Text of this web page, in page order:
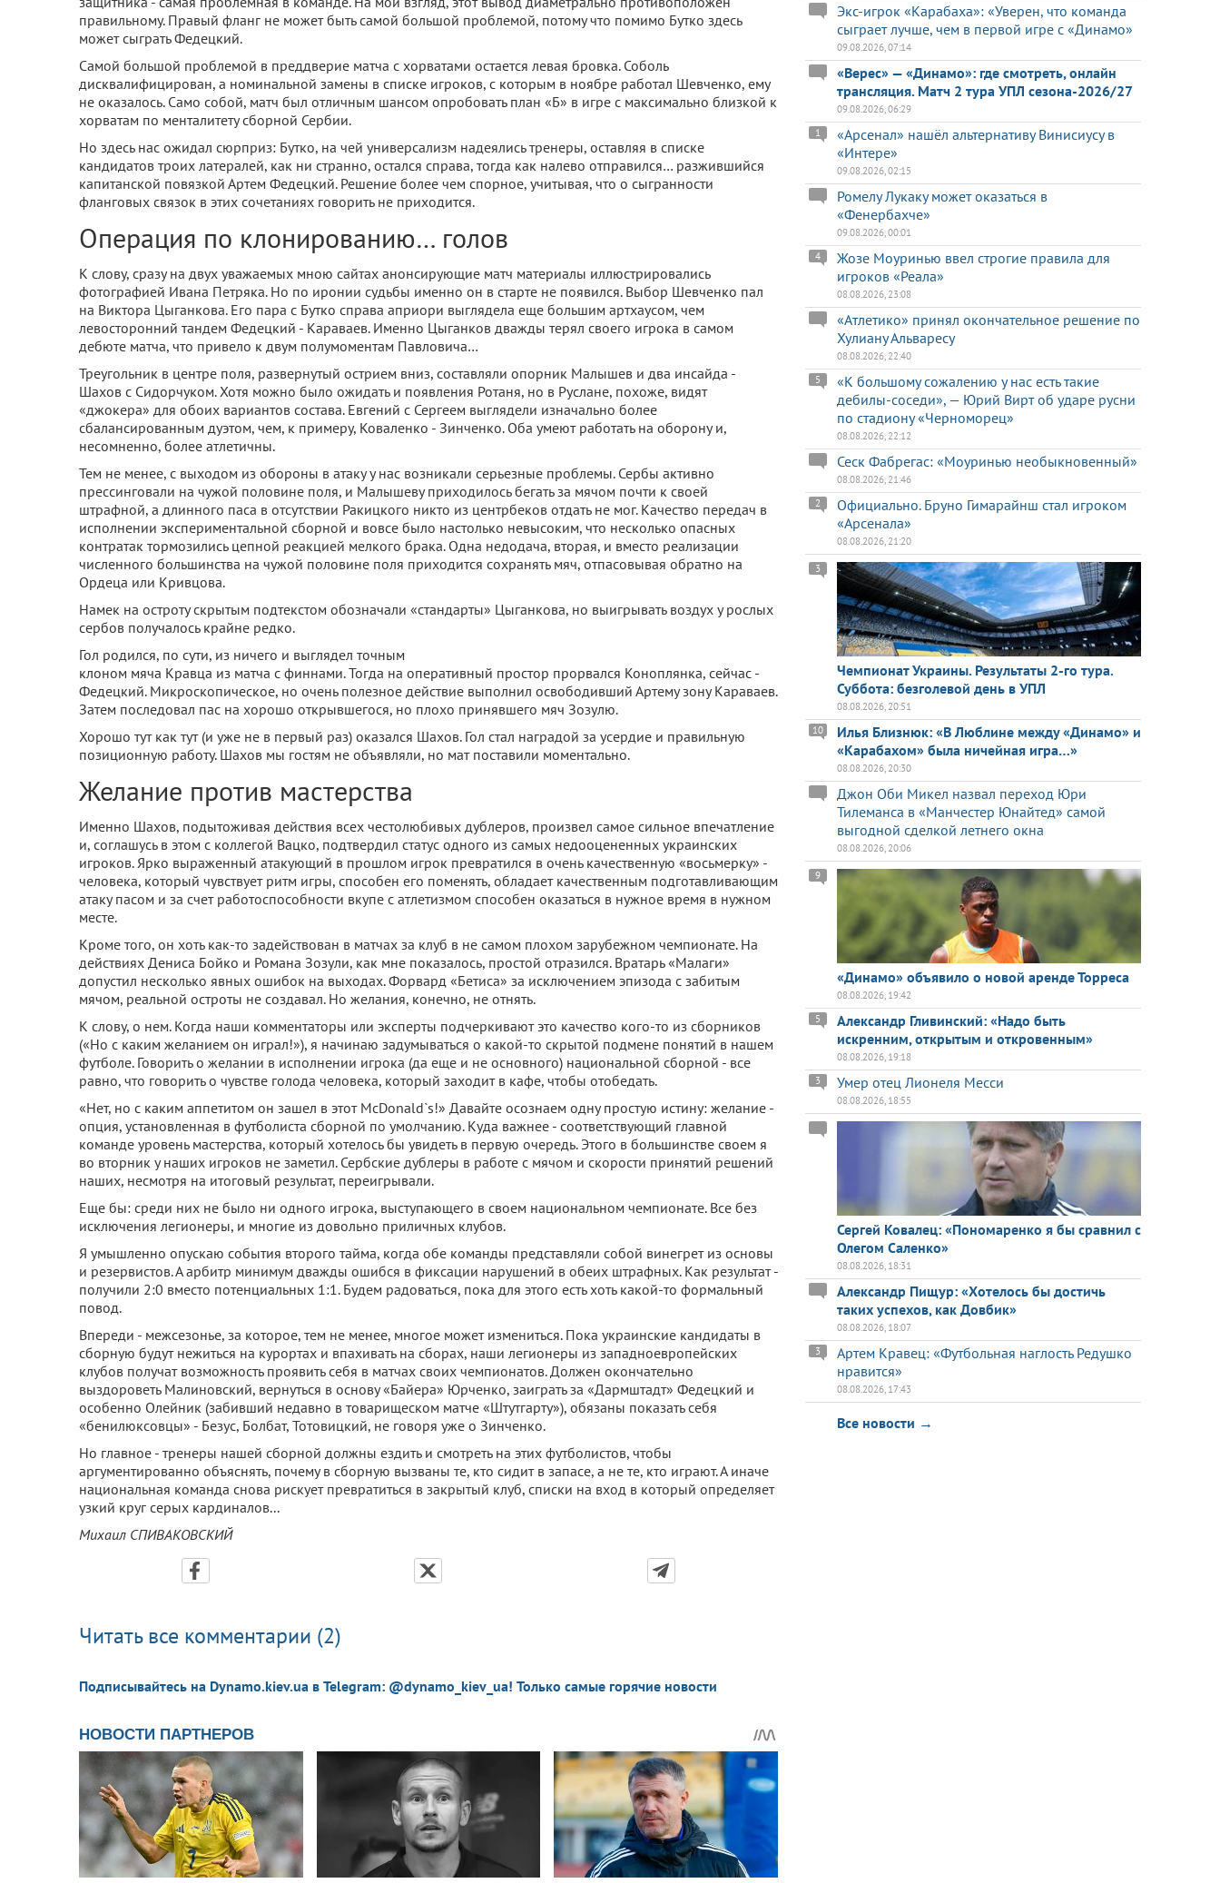
правильному. Правый фланг не может быть самой большой проблемой, потому что помимо Бутко здесь
может сыграть Федецкий.
Самой большой проблемой в преддверие матча с хорватами остается левая бровка. Соболь
дисквалифицирован, а номинальной замены в списке игроков, с которым в ноябре работал Шевченко, ему
не оказалось. Само собой, матч был отличным шансом опробовать план «Б» в игре с максимально близкой к
хорватам по менталитету сборной Сербии.
Но здесь нас ожидал сюрприз: Бутко, на чей универсализм надеялись тренеры, оставляя в списке
кандидатов троих латералей, как ни странно, остался справа, тогда как налево отправился… разжившийся
капитанской повязкой Артем Федецкий. Решение более чем спорное, учитывая, что о сыгранности
фланговых связок в этих сочетаниях говорить не приходится.
Операция по клонированию… голов
К слову, сразу на двух уважаемых мною сайтах анонсирующие матч материалы иллюстрировались
фотографией Ивана Петряка. Но по иронии судьбы именно он в старте не появился. Выбор Шевченко пал
на Виктора Цыганкова. Его пара с Бутко справа априори выглядела еще большим артхаусом, чем
левосторонний тандем Федецкий - Караваев. Именно Цыганков дважды терял своего игрока в самом
дебюте матча, что привело к двум полумоментам Павловича…
Треугольник в центре поля, развернутый острием вниз, составляли опорник Малышев и два инсайда -
Шахов с Сидорчуком. Хотя можно было ожидать и появления Ротаня, но в Руслане, похоже, видят
«джокера» для обоих вариантов состава. Евгений с Сергеем выглядели изначально более
сбалансированным дуэтом, чем, к примеру, Коваленко - Зинченко. Оба умеют работать на оборону и,
несомненно, более атлетичны.
Тем не менее, с выходом из обороны в атаку у нас возникали серьезные проблемы. Сербы активно
прессинговали на чужой половине поля, и Малышеву приходилось бегать за мячом почти к своей
штрафной, а длинного паса в отсутствии Ракицкого никто из центрбеков отдать не мог. Качество передач в
исполнении экспериментальной сборной и вовсе было настолько невысоким, что несколько опасных
контратак тормозились цепной реакцией мелкого брака. Одна недодача, вторая, и вместо реализации
численного большинства на чужой половине поля приходится сохранять мяч, отпасовывая обратно на
Ордеца или Кривцова.
Намек на остроту скрытым подтекстом обозначали «стандарты» Цыганкова, но выигрывать воздух у рослых
сербов получалось крайне редко.
Гол родился, по сути, из ничего и выглядел точным
клоном мяча Кравца из матча с финнами. Тогда на оперативный простор прорвался Коноплянка, сейчас -
Федецкий. Микроскопическое, но очень полезное действие выполнил освободивший Артему зону Караваев.
Затем последовал пас на хорошо открывшегося, но плохо принявшего мяч Зозулю.
Хорошо тут как тут (и уже не в первый раз) оказался Шахов. Гол стал наградой за усердие и правильную
позиционную работу. Шахов мы гостям не объявляли, но мат поставили моментально.
Желание против мастерства
Именно Шахов, подытоживая действия всех честолюбивых дублеров, произвел самое сильное впечатление
и, соглашусь в этом с коллегой Вацко, подтвердил статус одного из самых недооцененных украинских
игроков. Ярко выраженный атакующий в прошлом игрок превратился в очень качественную «восьмерку» -
человека, который чувствует ритм игры, способен его поменять, обладает качественным подготавливающим
атаку пасом и за счет работоспособности вкупе с атлетизмом способен оказаться в нужное время в нужном
месте.
Кроме того, он хоть как-то задействован в матчах за клуб в не самом плохом зарубежном чемпионате. На
действиях Дениса Бойко и Романа Зозули, как мне показалось, простой отразился. Вратарь «Малаги»
допустил несколько явных ошибок на выходах. Форвард «Бетиса» за исключением эпизода с забитым
мячом, реальной остроты не создавал. Но желания, конечно, не отнять.
К слову, о нем. Когда наши комментаторы или эксперты подчеркивают это качество кого-то из сборников
(«Но с каким желанием он играл!»), я начинаю задумываться о какой-то скрытой подмене понятий в нашем
футболе. Говорить о желании в исполнении игрока (да еще и не основного) национальной сборной - все
равно, что говорить о чувстве голода человека, который заходит в кафе, чтобы отобедать.
«Нет, но с каким аппетитом он зашел в этот McDonald`s!» Давайте осознаем одну простую истину: желание -
опция, установленная в футболиста сборной по умолчанию. Куда важнее - соответствующий главной
команде уровень мастерства, который хотелось бы увидеть в первую очередь. Этого в большинстве своем я
во вторник у наших игроков не заметил. Сербские дублеры в работе с мячом и скорости принятий решений
наших, несмотря на итоговый результат, переигрывали.
Еще бы: среди них не было ни одного игрока, выступающего в своем национальном чемпионате. Все без
исключения легионеры, и многие из довольно приличных клубов.
Я умышленно опускаю события второго тайма, когда обе команды представляли собой винегрет из основы
и резервистов. А арбитр минимум дважды ошибся в фиксации нарушений в обеих штрафных. Как результат -
получили 2:0 вместо потенциальных 1:1. Будем радоваться, пока для этого есть хоть какой-то формальный
повод.
Впереди - межсезонье, за которое, тем не менее, многое может измениться. Пока украинские кандидаты в
сборную будут нежиться на курортах и впахивать на сборах, наши легионеры из западноевропейских
клубов получат возможность проявить себя в матчах своих чемпионатов. Должен окончательно
выздороветь Малиновский, вернуться в основу «Байера» Юрченко, заиграть за «Дармштадт» Федецкий и
особенно Олейник (забивший недавно в товарищеском матче «Штутгарту»), обязаны показать себя
«бенилюксовцы» - Безус, Болбат, Тотовицкий, не говоря уже о Зинченко.
Но главное - тренеры нашей сборной должны ездить и смотреть на этих футболистов, чтобы
аргументированно объяснять, почему в сборную вызваны те, кто сидит в запасе, а не те, кто играют. А иначе
национальная команда снова рискует превратиться в закрытый клуб, списки на вход в который определяет
узкий круг серых кардиналов...
Михаил СПИВАКОВСКИЙ
Читать все комментарии (2)
Подписывайтесь на Dynamo.kiev.ua в Telegram: @dynamo_kiev_ua! Только самые горячие новости
Экс-игрок «Карабаха»: «Уверен, что команда
сыграет лучше, чем в первой игре с «Динамо»
09.08.2026, 07:14
«Верес» — «Динамо»: где смотреть, онлайн
трансляция. Матч 2 тура УПЛ сезона-2026/27
09.08.2026, 06:29
«Арсенал» нашёл альтернативу Винисиусу в
«Интере»
1
09.08.2026, 02:15
Ромелу Лукаку может оказаться в
«Фенербахче»
09.08.2026, 00:01
Жозе Моуринью ввел строгие правила для
игроков «Реала»
4
08.08.2026, 23:08
«Атлетико» принял окончательное решение по
Хулиану Альваресу
08.08.2026, 22:40
«К большому сожалению у нас есть такие
дебилы-соседи», — Юрий Вирт об ударе русни
по стадиону «Черноморец»
5
08.08.2026, 22:12
Сеск Фабрегас: «Моуринью необыкновенный»
08.08.2026, 21:46
Официально. Бруно Гимарайнш стал игроком
«Арсенала»
2
08.08.2026, 21:20
Чемпионат Украины. Результаты 2-го тура.
Суббота: безголевой день в УПЛ
3
08.08.2026, 20:51
Илья Близнюк: «В Люблине между «Динамо» и
«Карабахом» была ничейная игра…»
10
08.08.2026, 20:30
Джон Оби Микел назвал переход Юри
Тилеманса в «Манчестер Юнайтед» самой
выгодной сделкой летнего окна
08.08.2026, 20:06
«Динамо» объявило о новой аренде Торреса
9
08.08.2026, 19:42
Александр Гливинский: «Надо быть
искренним, открытым и откровенным»
5
08.08.2026, 19:18
Умер отец Лионеля Месси
3
08.08.2026, 18:55
Сергей Ковалец: «Пономаренко я бы сравнил с
Олегом Саленко»
08.08.2026, 18:31
Александр Пищур: «Хотелось бы достичь
таких успехов, как Довбик»
08.08.2026, 18:07
Артем Кравец: «Футбольная наглость Редушко
нравится»
3
08.08.2026, 17:43
Все новости →